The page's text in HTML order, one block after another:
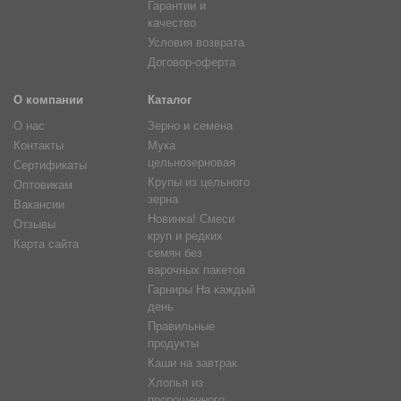
Купить семена расторопши вы можете в интернет-магазине
«Образ жизни», специализирующемся на продаже
экологически чистой продукции. Товар отмечен
всех регионах России. Если вы находитесь в Москве, СПб.
компании лично.
Гарантии и
качество
Условия возврата
Договор-оферта
О компании
О нас
Контакты
Сертификаты
Оптовикам
Вакансии
Отзывы
Карта сайта
Каталог
Зерно и семена
Мука
цельнозерновая
Крупы из цельного
зерна
Новинка! Смеси
круп и редких
семян без
варочных пакетов
Гарниры На каждый
день
Правильные
продукты
Каши на завтрак
Хлопья из